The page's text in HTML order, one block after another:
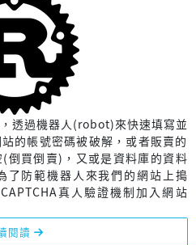
透過機器人(robot)來快速填寫並
的帳號密碼被破解，或者販賣的
倒買倒賣)，又或是資料庫的資料
了防範機器人來我們的網站上搗
真人驗證機制加入網站
閱讀